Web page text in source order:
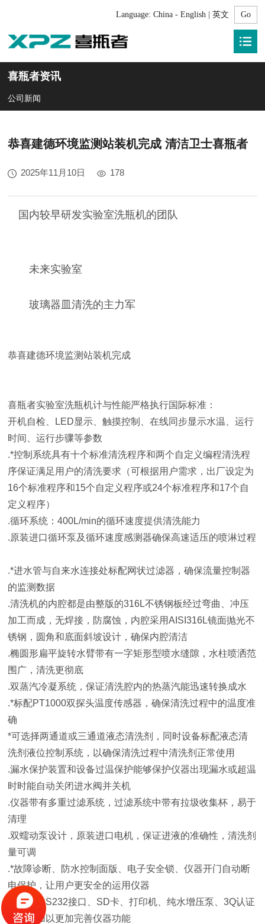
Language: China - English | 英文
喜瓶者资讯
公司新闻
恭喜建德环境监测站装机完成 清洁卫士喜瓶者
2025年11月10日 178
国内较早研发实验室洗瓶机的团队
未来实验室
玻璃器皿清洗的主力军
恭喜建德环境监测站装机完成
喜瓶者实验室洗瓶机计与性能严格执行国际标准：
开机自检、LED显示、触摸控制、在线同步显示水温、运行
时间、运行步骤等参数
.*控制系统具有十个标准清洗程序和两个自定义编程清洗程
序保证满足用户的清洗要求（可根据用户需求，出厂设定为
16个标准程序和15个自定义程序或24个标准程序和17个自
定义程序）
.循环系统：400L/min的循环速度提供清洗能力
.原装进口循环泵及循环速度感测器确保高速适压的喷淋过程
.*进水管与自来水连接处标配网状过滤器，确保流量控制器
的监测数据
.清洗机的内腔都是由整版的316L不锈钢板经过弯曲、冲压
加工而成，无焊接，防腐蚀，内腔采用AISI316L镜面抛光不
锈钢，圆角和底面斜坡设计，确保内腔清洁
.椭圆形扁平旋转水臂带有一字矩形型喷水缝隙，水柱喷洒范
围广，清洗更彻底
.双蒸汽冷凝系统，保证清洗腔内的热蒸汽能迅速转换成水
.*标配PT1000双探头温度传感器，确保清洗过程中的温度准
确
*可选择两通道或三通道液态清洗剂，同时设备标配液态清
洗剂液位控制系统，以确保清洗过程中清洗剂正常使用
.漏水保护装置和设备过温保护能够保护仪器出现漏水或超温
时时能自动关闭进水阀并关机
.仪器带有多重过滤系统，过滤系统中带有拉圾收集杯，易于
清理
.双蠕动泵设计，原装进口电机，保证进液的准确性，清洗剂
量可调
.*故障诊断、防水控制面版、电子安全锁、仪器开门自动断
电保护，让用户更安全的运用仪器
.可选择RS232接口、SD卡、打印机、纯水增压泵、3Q认证
等部件加以更加完善仪器功能